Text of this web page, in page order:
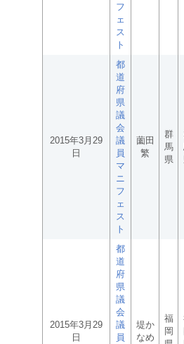
フ
ェ
ス
ト
2015年3月29
日
都
道
府
県
議
会
議
員
マ
ニ
フ
ェ
ス
ト
薗田
繁
群
馬
県
2015年3月29
日
都
道
府
県
議
会
議
員
堤か
なめ
福
岡